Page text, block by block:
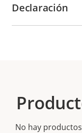
Declaración
No hay